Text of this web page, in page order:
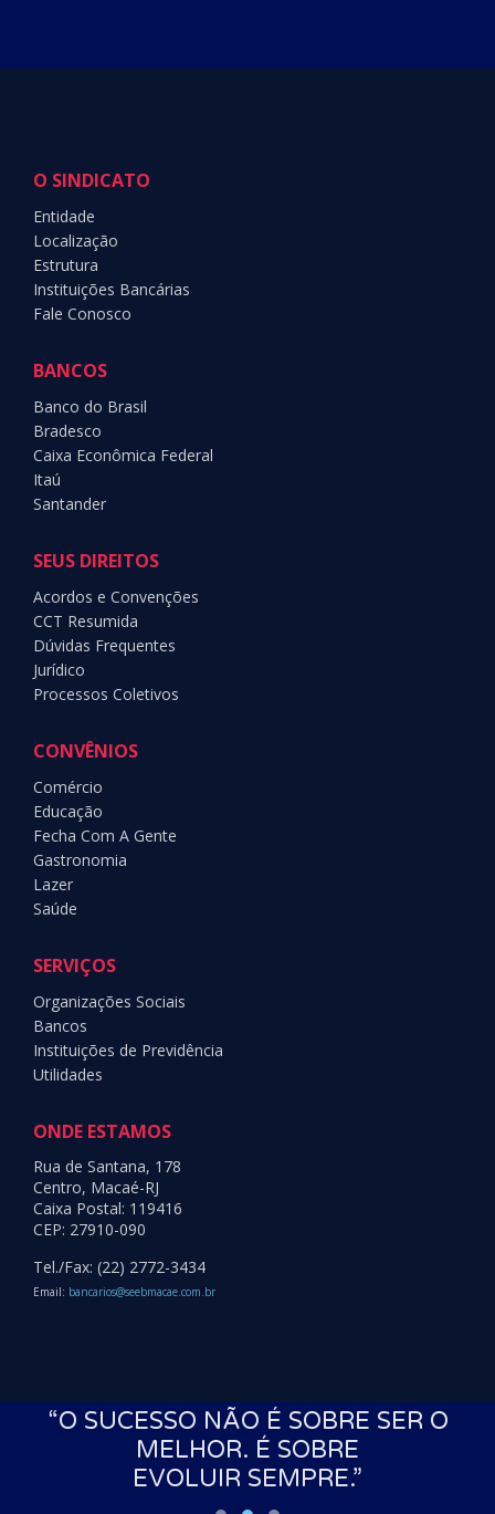
O SINDICATO
Entidade
Localização
Estrutura
Instituições Bancárias
Fale Conosco
BANCOS
Banco do Brasil
Bradesco
Caixa Econômica Federal
Itaú
Santander
SEUS DIREITOS
Acordos e Convenções
CCT Resumida
Dúvidas Frequentes
Jurídico
Processos Coletivos
CONVÊNIOS
Comércio
Educação
Fecha Com A Gente
Gastronomia
Lazer
Saúde
SERVIÇOS
Organizações Sociais
Bancos
Instituições de Previdência
Utilidades
ONDE ESTAMOS
Rua de Santana, 178
Centro, Macaé-RJ
Caixa Postal: 119416
CEP: 27910-090
Tel./Fax: (22) 2772-3434
Email: bancarios@seebmacae.com.br
“O SUCESSO NÃO É SOBRE SER O
MELHOR. É SOBRE
EVOLUIR SEMPRE.”